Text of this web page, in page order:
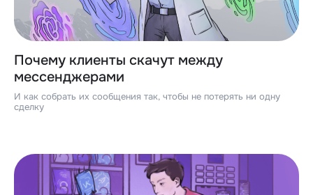
Почему клиенты скачут между
мессенджерами
И как собрать их сообщения так, чтобы не потерять ни одну
сделку